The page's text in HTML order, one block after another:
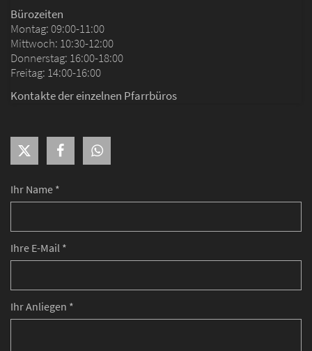
Ihr Name *
Ihre E-Mail *
Ihr Anliegen *
Bürozeiten
Montag: 09:00-11:00
Mittwoch: 10:30-12:00
Donnerstag: 16:00-18:00
Freitag: 14:00-16:00
Kontakte der einzelnen Pfarrbüros